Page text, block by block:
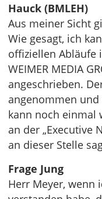
Hauck (BMLEH)
Aus meiner Sicht
Wie gesagt, ich
offiziellen Abläufe
WEIMER MEDIA
angeschrieben.
angenommen
kann noch einmal
an der „Executive
an dieser Stelle
Frage Jung
Herr Meyer, wenn